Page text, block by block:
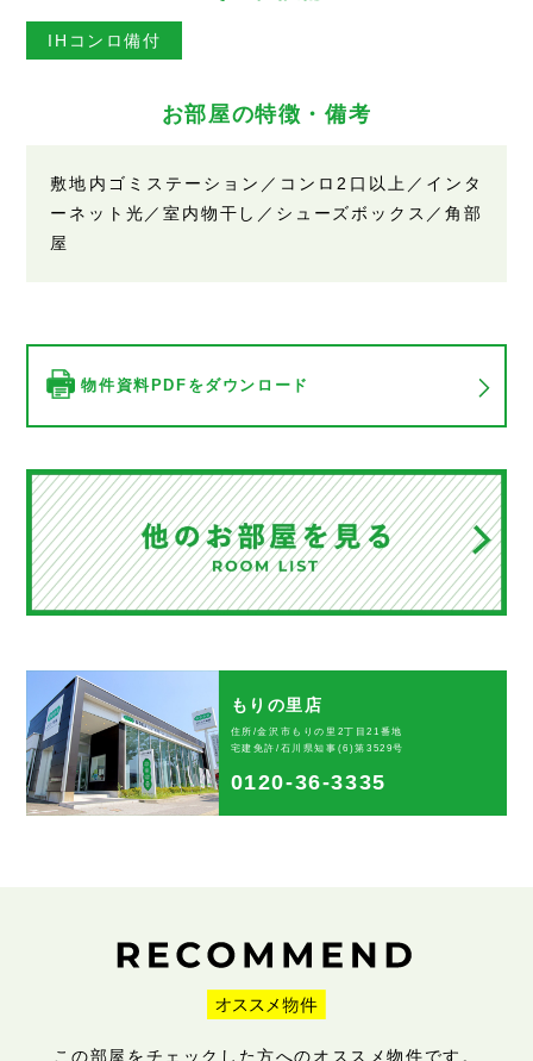
IHコンロ備付
お部屋の特徴・備考
敷地内ゴミステーション／コンロ2口以上／インタ
ーネット光／室内物干し／シューズボックス／角部
屋
物件資料PDFをダウンロード
もりの里店
住所/金沢市もりの里2丁目21番地
宅建免許/石川県知事(6)第3529号
0120-36-3335
この部屋をチェックした方へのオススメ物件です。